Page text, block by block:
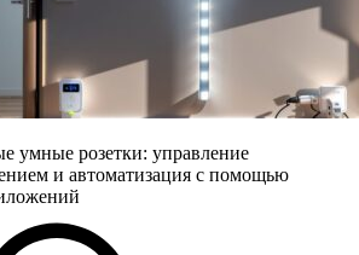
умные розетки: управление
и автоматизация с помощью